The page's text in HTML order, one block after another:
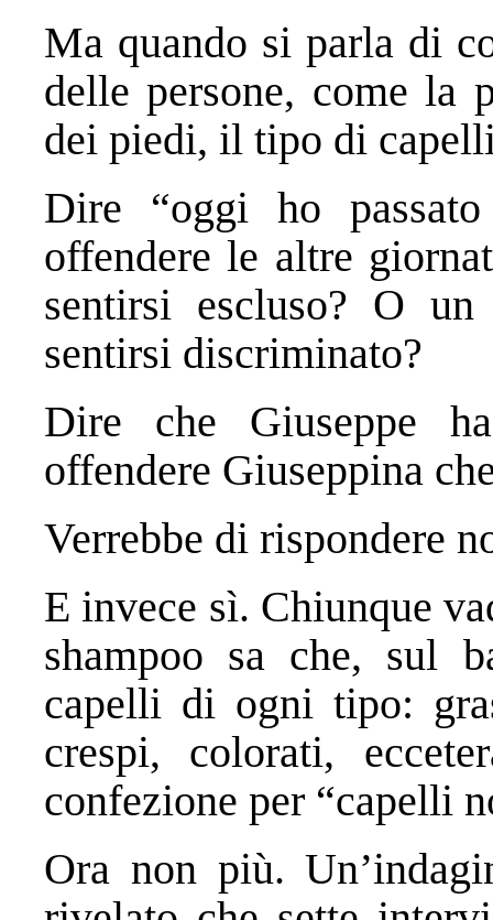
Ma quando si parla di
delle persone, come la
dei piedi, il tipo di
Dire “oggi ho
offendere le altre
sentirsi escluso? O
sentirsi discriminato?
Dire che Giuseppe
offendere Giuseppina
Verrebbe di rispondere
E invece sì. Chiunque
shampoo sa che, sul
capelli di ogni tipo:
crespi, colorati,
confezione per “capelli
Ora non più.